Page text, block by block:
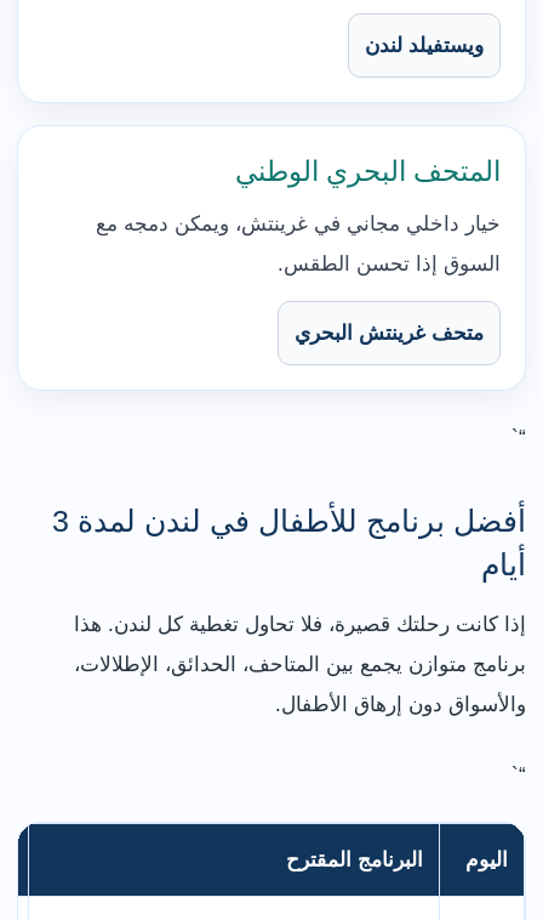
ويستفيلد لندن
المتحف البحري الوطني
خيار داخلي مجاني في غرينتش، ويمكن دمجه مع
السوق إذا تحسن الطقس.
متحف غرينتش البحري
“`
أفضل برنامج للأطفال في لندن لمدة 3
أيام
إذا كانت رحلتك قصيرة، فلا تحاول تغطية كل لندن. هذا
برنامج متوازن يجمع بين المتاحف، الحدائق، الإطلالات،
والأسواق دون إرهاق الأطفال.
“`
اليوم البرنامج المقترح